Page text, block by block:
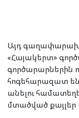
Այդ
«Հայակերտ»
գործարարներին
հոգեհարազատ
անելու
մտածված քայլեր